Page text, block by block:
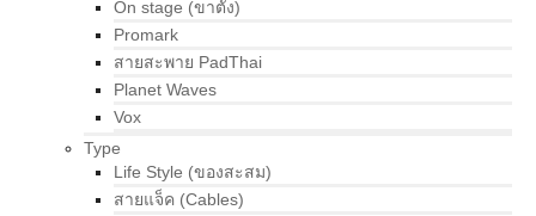
On stage (ขาตั้ง)
Promark
สายสะพาย PadThai
Planet Waves
Vox
Type
Life Style (ของสะสม)
สายแจ็ค (Cables)